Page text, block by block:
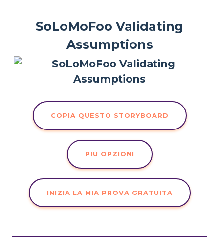
SoLoMoFoo Validating
Assumptions
COPIA QUESTO STORYBOARD
PIÙ OPZIONI
INIZIA LA MIA PROVA GRATUITA